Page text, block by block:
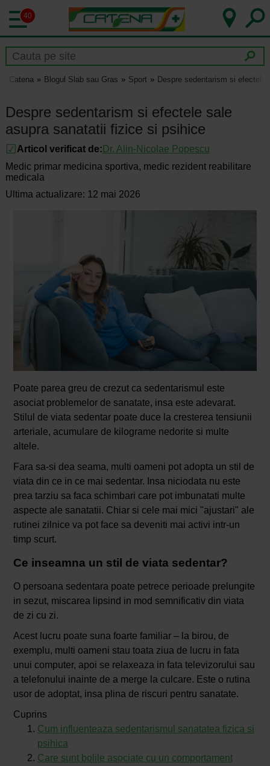
40
Catena Blogul Slab sau Gras Sport Despre sedentarism si
Despre sedentarism si efectele sale
asupra sanatatii fizice si psihice
Articol verificat de: Dr. Alin-Nicolae Popescu
Medic primar medicina sportiva, medic rezident reabilitare
medicala
Ultima actualizare: 12 mai 2026
Poate parea greu de crezut ca sedentarismul este
asociat problemelor de sanatate, insa este adevarat.
Stilul de viata sedentar poate duce la cresterea tensiunii
arteriale, acumulare de kilograme nedorite si multe
altele.
Fara sa-si dea seama, multi oameni pot adopta un stil de
viata din ce in ce mai sedentar. Insa niciodata nu este
prea tarziu sa faca schimbari care pot imbunatati multe
aspecte ale sanatatii. Chiar si cele mai mici "ajustari" ale
rutinei zilnice va pot face sa deveniti mai activi intr-un
timp scurt.
Ce inseamna un stil de viata sedentar?
O persoana sedentara poate petrece perioade prelungite
in sezut, miscarea lipsind in mod semnificativ din viata
de zi cu zi.
Acest lucru poate suna foarte familiar – la birou, de
exemplu, multi oameni stau toata ziua de lucru in fata
unui computer, apoi se relaxeaza in fata televizorului sau
a telefonului inainte de a merge la culcare. Este o rutina
usor de adoptat, insa plina de riscuri pentru sanatate.
Cuprins
Cum influenteaza sedentarismul sanatatea fizica si
psihica
Care sunt bolile asociate cu un comportament